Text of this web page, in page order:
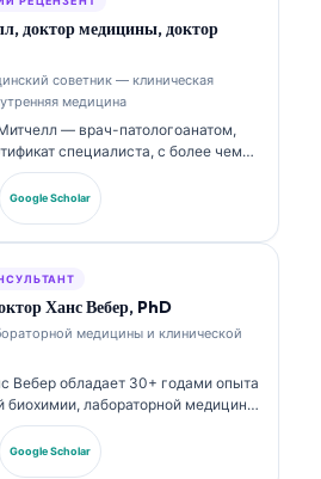
медицины.
доктор медицины, доктор
советник — клиническая
медицина
— врач-патологоанатом,
специалиста, с более чем
в лабораторной медицине и
анализе. Она имеет профильные
клинической химии и широко
Google Scholar
Ханс Вебер, PhD
медицины и клинической
Вебер обладает 30+ годами опыта
биохимии, лабораторной медицине
биомаркеров. Бывший президент
клинической химии, он
на анализе диагностических
Google Scholar